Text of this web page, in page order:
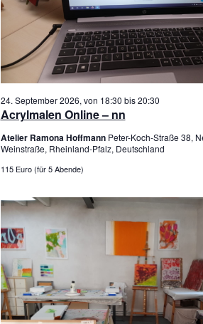
Acrylmalen Online – nn
24. September 2026, von 18:30 bis20:30
Atelier Ramona Hoffmann Peter-Koch-Straße 38,
Weinstraße, Rheinland-Pfalz, Deutschland
115 Euro (für 5 Abende)